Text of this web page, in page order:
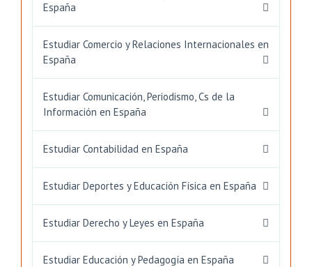
España
Estudiar Comercio y Relaciones Internacionales en
España
Estudiar Comunicación, Periodismo, Cs de la
Información en España
Estudiar Contabilidad en España
Estudiar Deportes y Educación Física en España
Estudiar Derecho y Leyes en España
Estudiar Educación y Pedagogía en España